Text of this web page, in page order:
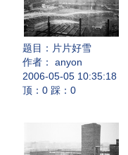
题目： 片片好雪
作者： anyon
2006-05-05 10:35:18
顶：0 踩：0